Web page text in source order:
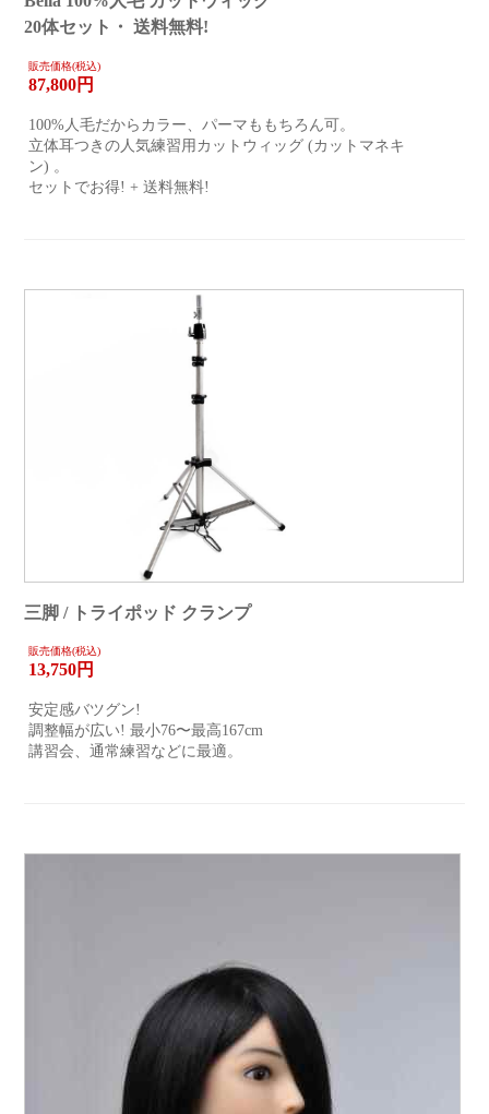
20体セット・ 送料無料!
販売価格(税込)
87,800円
100%人毛だからカラー、パーマももちろん可。
立体耳つきの人気練習用カットウィッグ (カットマネキ
ン) 。
セットでお得! + 送料無料!
三脚 / トライポッド クランプ
販売価格(税込)
13,750円
安定感バツグン!
調整幅が広い! 最小76〜最高167cm
講習会、通常練習などに最適。